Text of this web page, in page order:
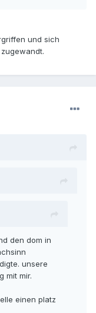
und sich
den dom in
unsere
mit mir.
einen platz